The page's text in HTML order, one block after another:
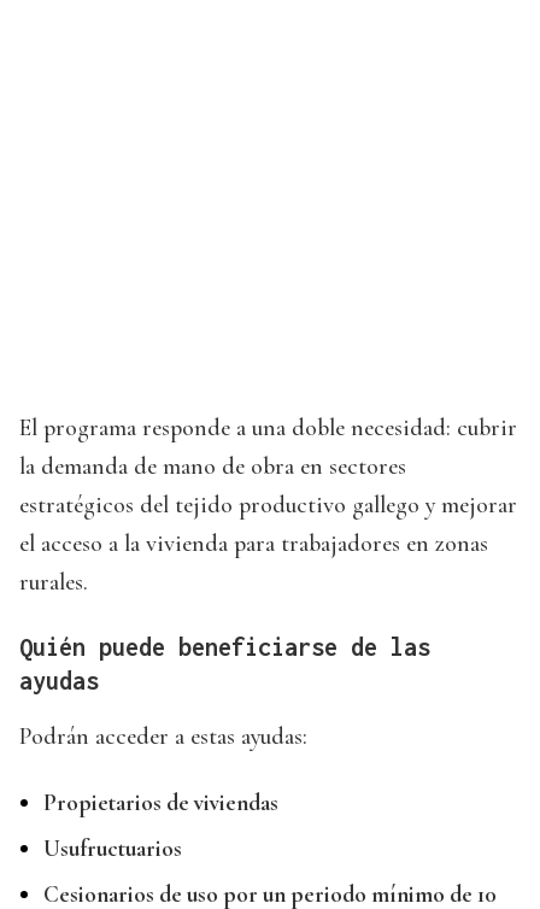
El programa responde a una doble necesidad: cubrir
la demanda de mano de obra en sectores
estratégicos del tejido productivo gallego y mejorar
el acceso a la vivienda para trabajadores en zonas
rurales.
Quién puede beneficiarse de las
ayudas
Podrán acceder a estas ayudas:
Propietarios de viviendas
Usufructuarios
Cesionarios de uso por un periodo mínimo de 10